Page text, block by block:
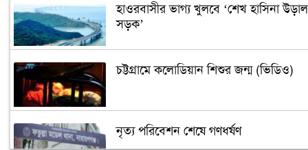
হাওরবাসীর ভাগ্য খুলবে ‘শেখ হাসিনা উড়াল
সড়ক’
চট্টগ্রামে কলোডিয়ান শিশুর জন্ম (ভিডিও)
নৃত্য পরিবেশন শেষে গণধর্ষণ